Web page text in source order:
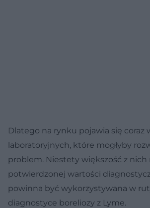
Dlatego na rynku pojawia się coraz
laboratoryjnych, które mogłyby
problem. Niestety większość z nich
potwierdzonej wartości
powinna być wykorzystywana w
diagnostyce boreliozy z Lyme.